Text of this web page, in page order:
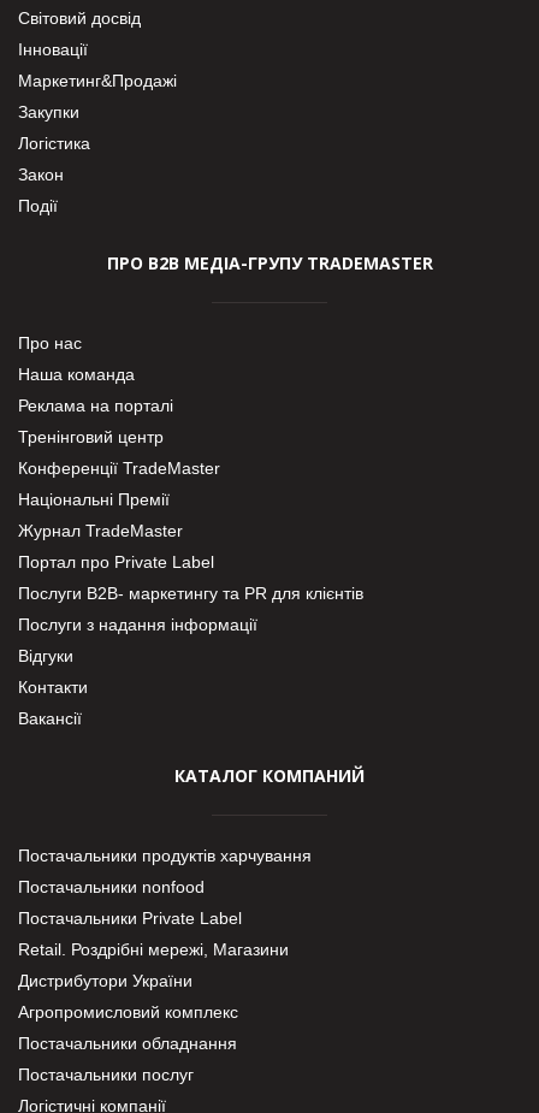
Світовий досвід
Інновації
Маркетинг&Продажі
Закупки
Логістика
Закон
Події
ПРО В2В МЕДІА-ГРУПУ TRADEMASTER
Про нас
Наша команда
Реклама на порталі
Тренінговий центр
Конференції TradeMaster
Національні Премії
Журнал TradeMaster
Портал про Private Label
Послуги В2В- маркетингу та PR для клієнтів
Послуги з надання інформації
Відгуки
Контакти
Вакансії
КАТАЛОГ КОМПАНИЙ
Постачальники продуктів харчування
Постачальники nonfood
Постачальники Private Label
Retail. Роздрібні мережі, Магазини
Дистрибутори України
Агропромисловий комплекс
Постачальники обладнання
Постачальники послуг
Логістичні компанії